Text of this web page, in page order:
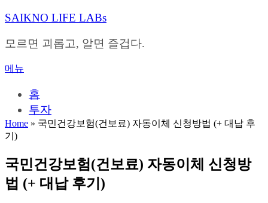
내
으
바
SAIKNO LIFE LABs
모르면 괴롭고, 알면 즐겁다.
메뉴
홈
투자
Home » 국민건강보험(건보료) 자동이체 신청방법 (+ 대납 후
기)
국민건강보험(건보료) 자동이체 신청방
법 (+ 대납 후기)